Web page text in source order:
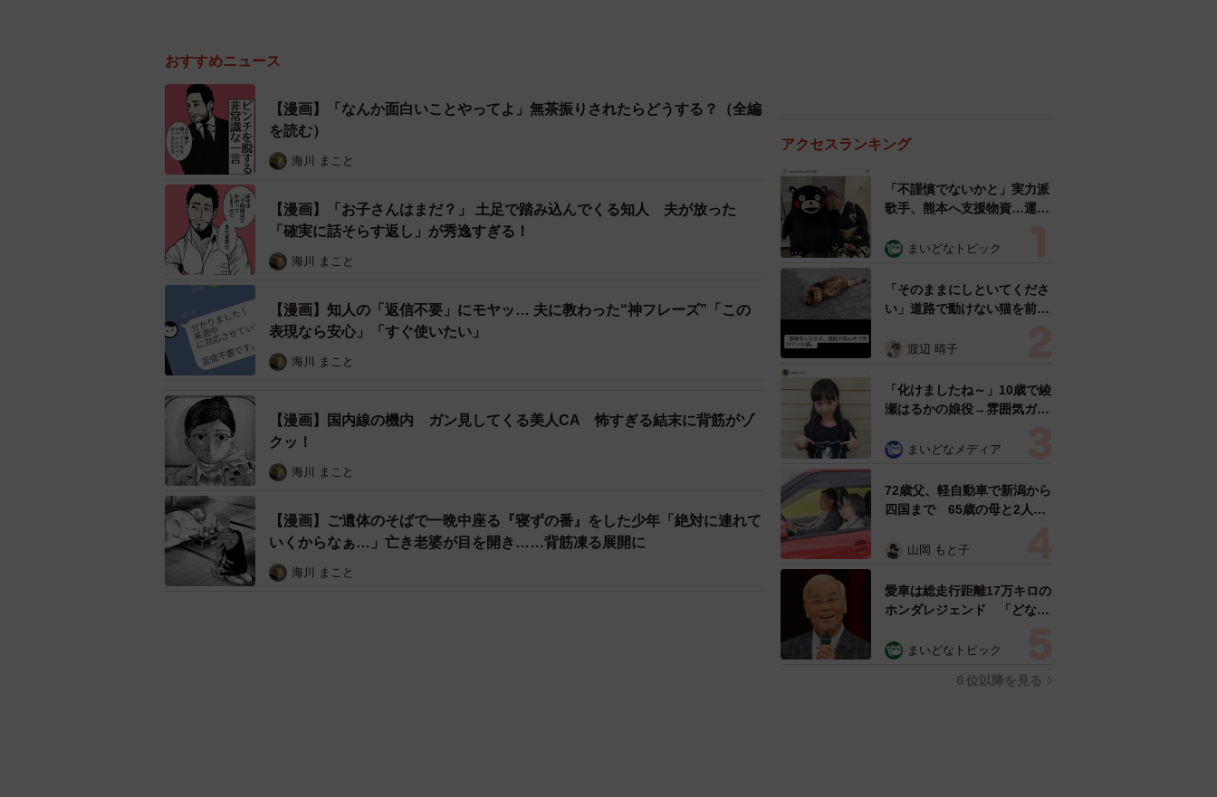
おすすめニュース
【漫画】「なんか面白いことやってよ」無茶振りされたらどうする？（全編
を読む）
海川 まこと
【漫画】「お子さんはまだ？」 土足で踏み込んでくる知人 夫が放った
「確実に話そらす返し」が秀逸すぎる！
海川 まこと
【漫画】知人の「返信不要」にモヤッ… 夫に教わった“神フレーズ”「この
表現なら安心」「すぐ使いたい」
海川 まこと
【漫画】国内線の機内 ガン見してくる美人CA 怖すぎる結末に背筋がゾ
クッ！
海川 まこと
【漫画】ご遺体のそばで一晩中座る『寝ずの番』をした少年「絶対に連れて
いくからなぁ…」亡き老婆が目を開き……背筋凍る展開に
海川 まこと
アクセスランキング
「不謹慎でないかと」実力派
歌手、熊本へ支援物資…運搬
めらい 「痛いほど伝わる」
まいどなトピック
「そのままにしといてくださ
い」道路で動けない猫を前に
ようとした4日間 「命の重
表の訴え
渡辺 晴子
「化けましたね～」10歳で綾
瀬はるかの娘役→雰囲気ガラ
雰囲気が」「宝塚に入れそ
まいどなメディア
72歳父、軽自動車で新潟から
四国まで 65歳の母と2人で
憩まで分刻み… 「大学生で
山岡 もと子
愛車は総走行距離17万キロの
ホンダレジェンド 「どなた
所漫才師が譲渡の意向
まいどなトピック
６位以降を見る